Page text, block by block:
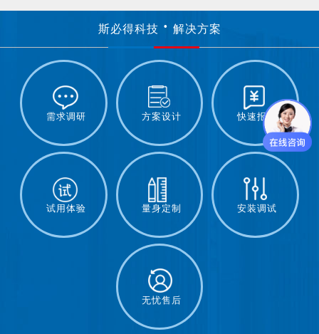
斯必得科技 解决方案
需求调研 方案设计 快速报价
试用体验 量身定制 安装调试
无忧售后